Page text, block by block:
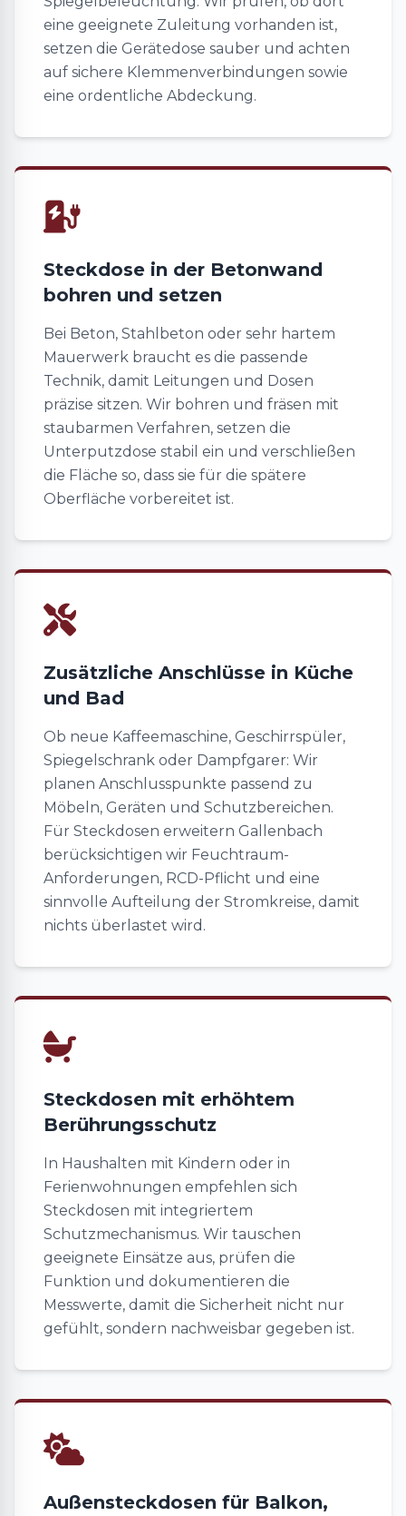
eine geeignete Zuleitung vorhanden ist,
setzen die Gerätedose sauber und achten
auf sichere Klemmenverbindungen sowie
eine ordentliche Abdeckung.
Steckdose in der Betonwand
bohren und setzen
Bei Beton, Stahlbeton oder sehr hartem
Mauerwerk braucht es die passende
Technik, damit Leitungen und Dosen
präzise sitzen. Wir bohren und fräsen mit
staubarmen Verfahren, setzen die
Unterputzdose stabil ein und verschließen
die Fläche so, dass sie für die spätere
Oberfläche vorbereitet ist.
Zusätzliche Anschlüsse in Küche
und Bad
Ob neue Kaffeemaschine, Geschirrspüler,
Spiegelschrank oder Dampfgarer: Wir
planen Anschlusspunkte passend zu
Möbeln, Geräten und Schutzbereichen.
Für Steckdosen erweitern Gallenbach
berücksichtigen wir Feuchtraum-
Anforderungen, RCD-Pflicht und eine
sinnvolle Aufteilung der Stromkreise, damit
nichts überlastet wird.
Steckdosen mit erhöhtem
Berührungsschutz
In Haushalten mit Kindern oder in
Ferienwohnungen empfehlen sich
Steckdosen mit integriertem
Schutzmechanismus. Wir tauschen
geeignete Einsätze aus, prüfen die
Funktion und dokumentieren die
Messwerte, damit die Sicherheit nicht nur
gefühlt, sondern nachweisbar gegeben ist.
Außensteckdosen für Balkon,